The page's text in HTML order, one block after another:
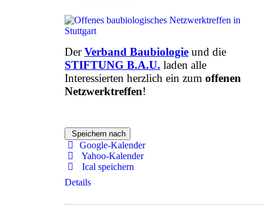
DerVerband Baubiologie und die
STIFTUNG B.A.U. laden alle
Interessierten herzlich ein zum offenen
Netzwerktreffen!
Speichern nach
Google-Kalender
Yahoo-Kalender
Ical speichern
Details